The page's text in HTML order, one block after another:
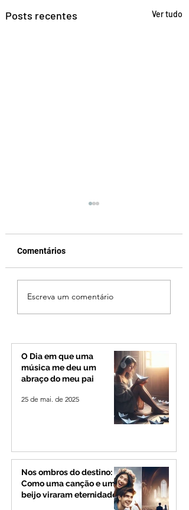
Posts recentes Ver tudo
Criança de 2 anos
na Zona Rural de Ibiá
Comentários
Escreva um comentário
O Dia em que uma
música me deu um
abraço do meu pai
25 de mai. de 2025
Nos ombros do destino:
Como uma canção e um
beijo viraram eternidade